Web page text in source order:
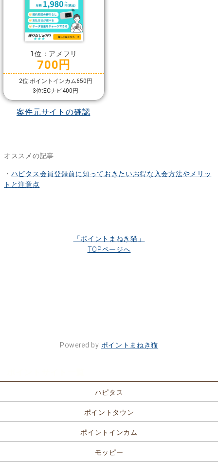
1位：アメフリ
700円
2位:ポイントインカム650円
3位:ECナビ400円
案件元サイトの確認
オススメの記事
・ ハピタス会員登録前に知っておきたいお得な入会方法やメリッ
トと注意点
「ポイントまねき猫」
TOPページへ
Powered by ポイントまねき猫
ハピタス
ポイントタウン
ポイントインカム
モッピー